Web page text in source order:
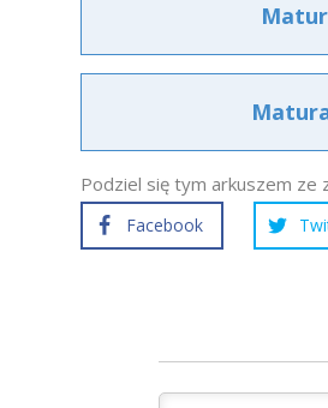
Podziel się tym arkuszem ze
Facebook